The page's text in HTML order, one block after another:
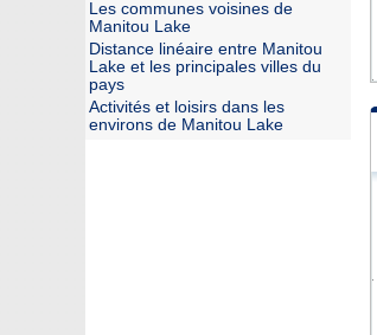
Les communes voisines de
Manitou Lake
Distance linéaire entre Manitou
Lake et les principales villes du
pays
Activités et loisirs dans les
environs de Manitou Lake